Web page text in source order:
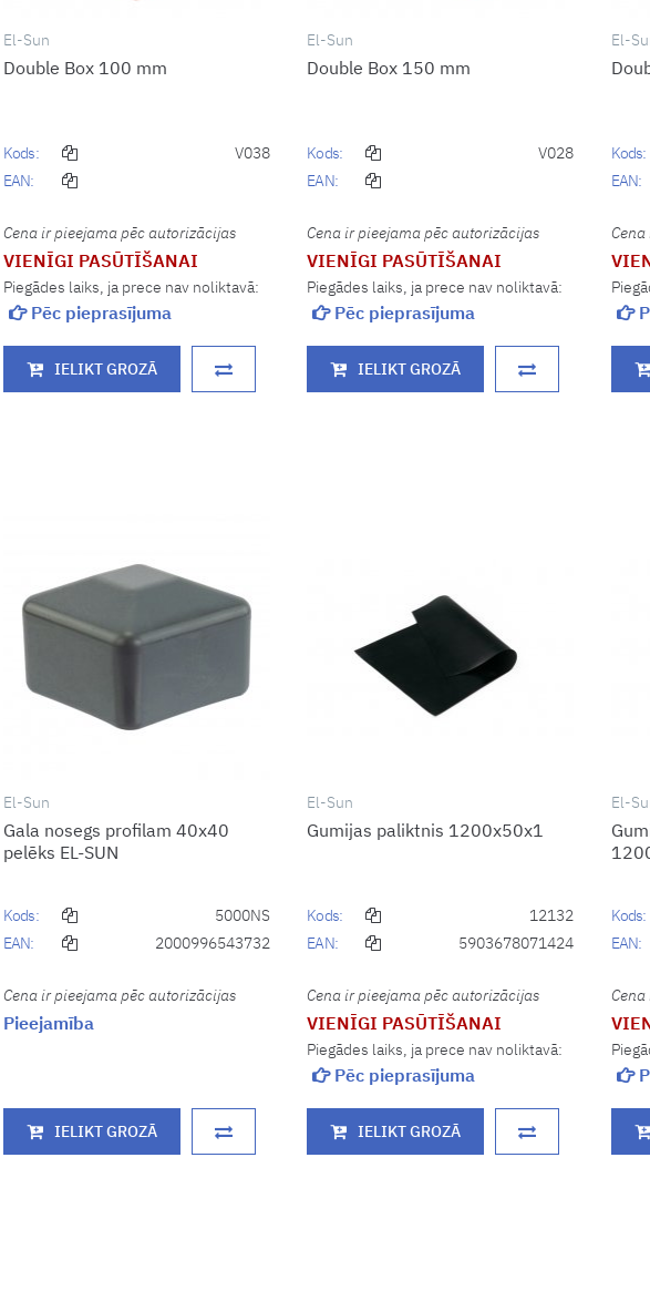
El-Sun
Double Box 100 mm
Kods:
V038
EAN:
Cena ir pieejama pēc autorizācijas
VIENĪGI PASŪTĪŠANAI
Piegādes laiks, ja prece nav noliktavā:
Pēc pieprasījuma
IELIKT GROZĀ
El-Sun
Double Box 150 mm
Kods:
V028
EAN:
Cena ir pieejama pēc autorizācijas
VIENĪGI PASŪTĪŠANAI
Piegādes laiks, ja prece nav noliktavā:
Pēc pieprasījuma
IELIKT GROZĀ
El-
Kods:
EAN:
El-Sun
Gala nosegs profilam 40x40
pelēks EL-SUN
Kods:
5000NS
EAN:
2000996543732
Cena ir pieejama pēc autorizācijas
Pieejamība
IELIKT GROZĀ
El-Sun
Gumijas paliktnis 1200x50x1
Kods:
12132
EAN:
5903678071424
Cena ir pieejama pēc autorizācijas
VIENĪGI PASŪTĪŠANAI
Piegādes laiks, ja prece nav noliktavā:
Pēc pieprasījuma
IELIKT GROZĀ
El-
Kods:
EAN: